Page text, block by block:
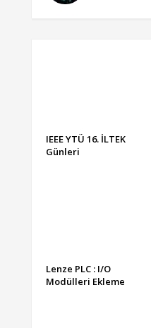
IEEE YTÜ 16. İLTEK
Günleri
Lenze PLC : I/O
Modülleri Ekleme